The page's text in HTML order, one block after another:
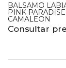
BALSAMO
PINK PARADISE
CAMALEON
Consultar